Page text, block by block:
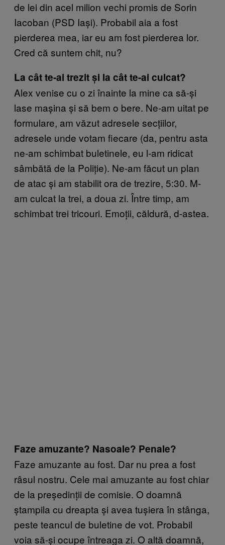
de lei din acel milion vechi promis de Sorin
Iacoban (PSD Iași). Probabil aia a fost
pierderea mea, iar eu am fost pierderea lor.
Cred că suntem chit, nu?
La cât te-ai trezit și la cât te-ai culcat?
Alex venise cu o zi înainte la mine ca să-și
lase mașina și să bem o bere. Ne-am uitat pe
formulare, am văzut adresele secțiilor,
adresele unde votam fiecare (da, pentru asta
ne-am schimbat buletinele, eu l-am ridicat
sâmbătă de la Poliție). Ne-am făcut un plan
de atac și am stabilit ora de trezire, 5:30. M-
am culcat la trei, a doua zi. Între timp, am
schimbat trei tricouri. Emoții, căldură, d-astea.
Faze amuzante? Nasoale? Penale?
Faze amuzante au fost. Dar nu prea a fost
râsul nostru. Cele mai amuzante au fost chiar
de la președinții de comisie. O doamnă
ștampila cu dreapta și avea tușiera în stânga,
peste teancul de buletine de vot. Probabil
voia să-și ocupe întreaga zi. O altă doamnă,